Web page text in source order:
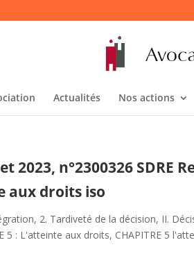
Actualités Nos actions
2023, n°2300326
aux droits iso
, 2. Tardiveté de la décision, II.
5 : L'atteinte aux droits, CHAPITRE 5